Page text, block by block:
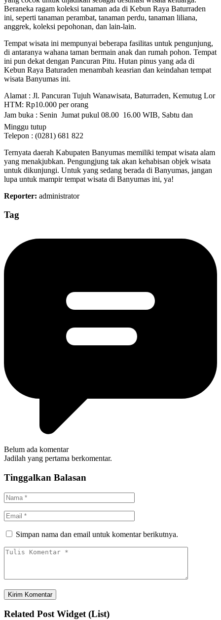
Beraneka ragam koleksi tanaman ada di Kebun Raya Baturraden
ini, seperti tanaman perambat, tanaman perdu, tanaman liliana,
anggrek, koleksi pepohonan, dan lain-lain.
Tempat wisata ini mempunyai beberapa fasilitas untuk pengunjung,
di antaranya wahana taman bermain anak dan rumah pohon. Tempat
ini pun dekat dengan Pancuran Pitu. Hutan pinus yang ada di
Kebun Raya Baturaden menambah keasrian dan keindahan tempat
wisata Banyumas ini.
Alamat : Jl. Pancuran Tujuh Wanawisata, Baturraden, Kemutug Lor
HTM: Rp10.000 per orang
Jam buka : Senin  Jumat pukul 08.00  16.00 WIB, Sabtu dan
Minggu tutup
Telepon : (0281) 681 822
Ternyata daerah Kabupaten Banyumas memiliki tempat wisata alam
yang menakjubkan. Pengungjung tak akan kehabisan objek wisata
untuk dikunjungi. Untuk yang sedang berada di Banyumas, jangan
lupa untuk mampir tempat wisata di Banyumas ini, ya!
Reporter: administrator
Tag
Belum ada komentar
Jadilah yang pertama berkomentar.
Tinggalkan Balasan
Simpan nama dan email untuk komentar berikutnya.
Related Post Widget (List)